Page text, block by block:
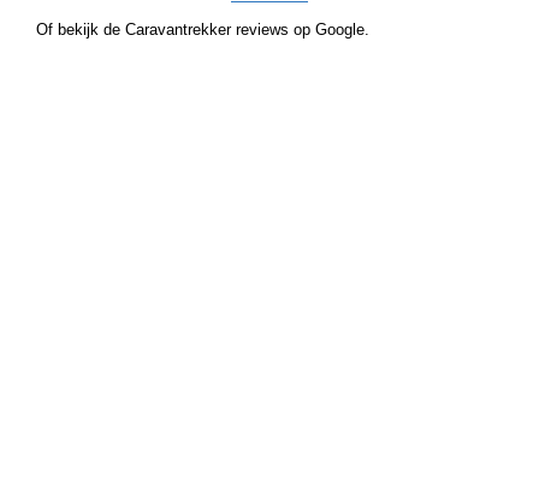
Of bekijk de Caravantrekker reviews op Google.